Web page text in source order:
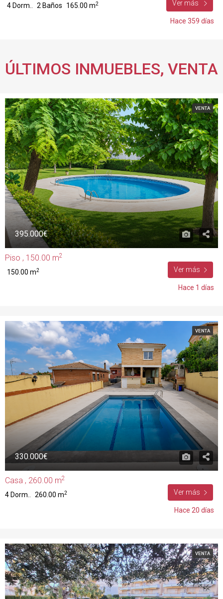
4 Dorm.. 2 Baños 165.00 m2 Ver más
Hace 359 días
ÚLTIMOS INMUEBLES, VENTA
VENTA
Piso , 150.00 m2
395.000€
150.00 m2 Ver más
Hace 1 días
VENTA
Casa , 260.00 m2
330.000€
4 Dorm.. 260.00 m2 Ver más
Hace 20 días
VENTA